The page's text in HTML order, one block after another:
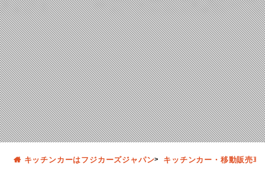
キッチンカーはフジカーズジャパン キッチンカー・移動販売車